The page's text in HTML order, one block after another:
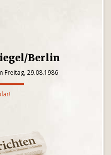
Berlin
Freitag, 29.08.1986